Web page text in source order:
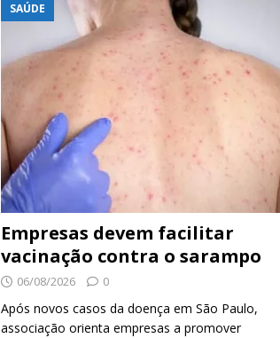
SAÚDE
Empresas devem facilitar
vacinação contra o sarampo
06/08/2026 0
Após novos casos da doença em São Paulo,
associação orienta empresas a promover